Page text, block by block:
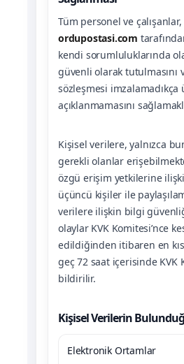
Tüm personel ve çalışanlar,
ordupostasi.com
kendi sorumluluklarında
güvenli olarak tutulmasını
sözleşmesi
açıklanmamasını
Kişisel verilere, yalnızca
gerekli olanlar
özgü erişim yetkilerine
üçüncü kişiler ile
verilere ilişkin bilgi
olaylar KVK Komitesi’nce
edildiğinden itibaren en
geç 72 saat içerisinde KVK
bildirilir.
Kişisel Verilerin
Elektronik Ortamlar